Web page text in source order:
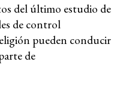
del último estudio de
de control
pueden conducir
de